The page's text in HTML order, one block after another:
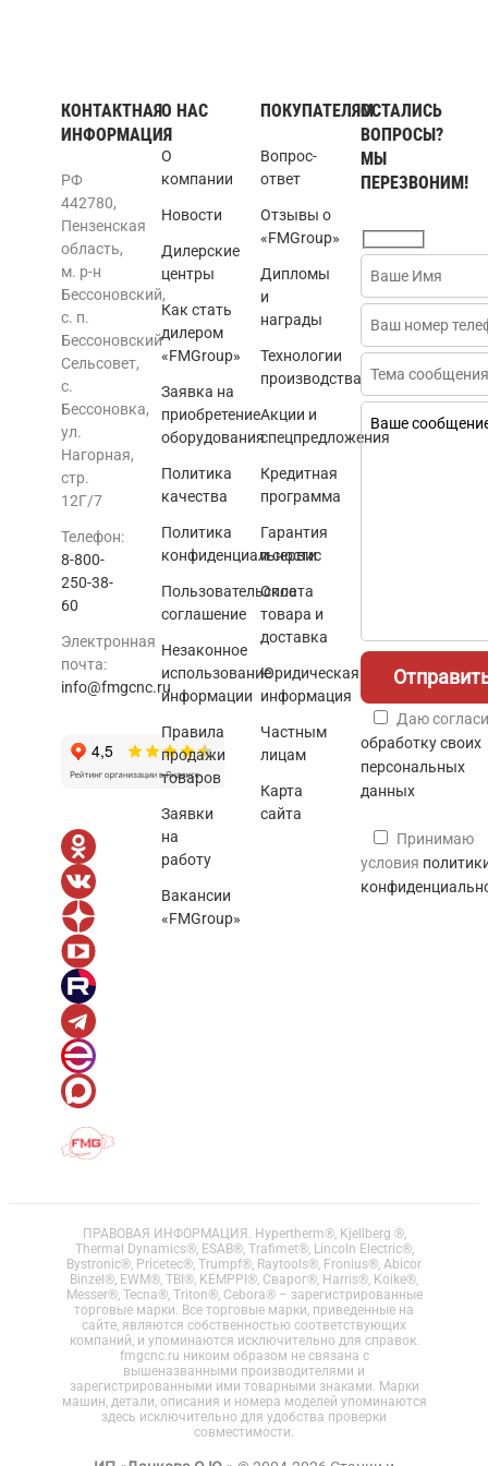
КОНТАКТНАЯ
ИНФОРМАЦИЯ
РФ
442780,
Пензенская
область,
м. р-н
Бессоновский,
с. п.
Бессоновский
Сельсовет,
с.
Бессоновка,
ул.
Нагорная,
стр.
12Г/7
Телефон:
8-800-
250-38-
60
Электронная
почта:
info@fmgcnc.ru
О НАС
О
компании
Новости
Дилерские
центры
Как стать
дилером
«FMGroup»
Заявка на
приобретение
оборудования
Политика
качества
Политика
конфиденциальности
Пользовательское
соглашение
Незаконное
использование
информации
Правила
продажи
товаров
Заявки
на
работу
Вакансии
«FMGroup»
ПОКУПАТЕЛЯМ
Вопрос-
ответ
Отзывы о
«FMGroup»
Дипломы
и
награды
Технологии
производства
Акции и
спецпредложения
Кредитная
программа
Гарантия
и сервис
Оплата
товара и
доставка
Юридическая
информация
Частным
лицам
Карта
сайта
ОСТАЛИСЬ
ВОПРОСЫ?
МЫ
ПЕРЕЗВОНИМ!
Даю
обработку своих
персональных
данных
Принимаю
условия
ПРАВОВАЯ ИНФОРМАЦИЯ. Hypertherm®, Kjellberg ®,
Thermal Dynamics®, ESAB®, Trafimet®, Lincoln Electric®,
Bystronic®, Pricetec®, Trumpf®, Raytools®, Fronius®, Abicor
Binzel®, EWM®, TBI®, KEMPPI®, Сварог®, Harris®, Koike®,
Messer®, Tecna®, Triton®, Cebora® – зарегистрированные
торговые марки. Все торговые марки, приведенные на
сайте, являются собственностью соответствующих
компаний, и упоминаются исключительно для справок.
fmgcnc.ru никоим образом не связана с
вышеназванными производителями и
зарегистрированными ими товарными знаками. Марки
машин, детали, описания и номера моделей упоминаются
здесь исключительно для удобства проверки
совместимости.